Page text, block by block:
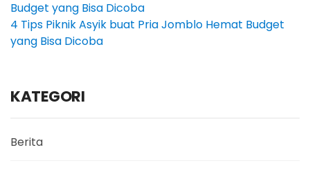
4 Tips Piknik Asyik buat Pria Jomblo Hemat Budget
yang Bisa Dicoba
KATEGORI
Berita